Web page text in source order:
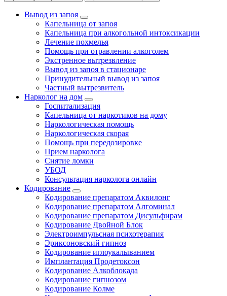
Вывод из запоя
Капельница от запоя
Капельница при алкогольной интоксикации
Лечение похмелья
Помощь при отравлении алкоголем
Экстренное вытрезвление
Вывод из запоя в стационаре
Принудительный вывод из запоя
Частный вытрезвитель
Нарколог на дом
Госпитализация
Капельница от наркотиков на дому
Наркологическая помощь
Наркологическая скорая
Помощь при передозировке
Прием нарколога
Снятие ломки
УБОД
Консультация нарколога онлайн
Кодирование
Кодирование препаратом Аквилонг
Кодирование препаратом Алгоминал
Кодирование препаратом Дисульфирам
Кодирование Двойной Блок
Электроимпульсная психотерапия
Эриксоновский гипноз
Кодирование иглоукалыванием
Имплантация Продетоксон
Кодирование Алкоблокада
Кодирование гипнозом
Кодирование Колме